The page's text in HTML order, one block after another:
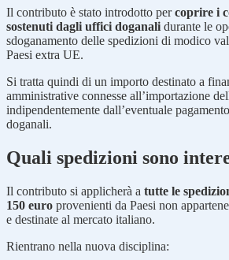
Il contributo è stato introdotto percoprire i
sostenuti dagli uffici doganalidurante le
sdoganamento delle spedizioni di modico
Paesi extra UE.
Si tratta quindi di un importo destinato a
amministrative connesse all’importazione
indipendentemente dall’eventuale
doganali.
Quali spedizioni sono
Il contributo si applicherà a tutte le
150 euro provenienti da Paesi non
e destinate al mercato italiano.
Rientrano nella nuova disciplina: